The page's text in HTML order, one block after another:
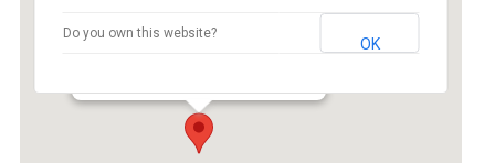
Do you own this website?
OK